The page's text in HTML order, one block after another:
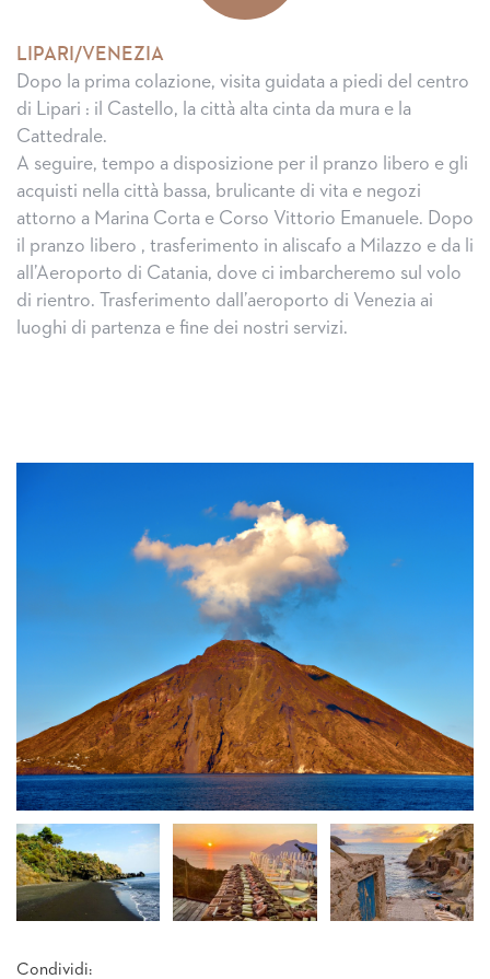
LIPARI/VENEZIA
Dopo la prima colazione, visita guidata a piedi del centro
di Lipari : il Castello, la città alta cinta da mura e la
Cattedrale.
A seguire, tempo a disposizione per il pranzo libero e gli
acquisti nella città bassa, brulicante di vita e negozi
attorno a Marina Corta e Corso Vittorio Emanuele. Dopo
il pranzo libero , trasferimento in aliscafo a Milazzo e da li
all’Aeroporto di Catania, dove ci imbarcheremo sul volo
di rientro. Trasferimento dall’aeroporto di Venezia ai
luoghi di partenza e fine dei nostri servizi.
Condividi: